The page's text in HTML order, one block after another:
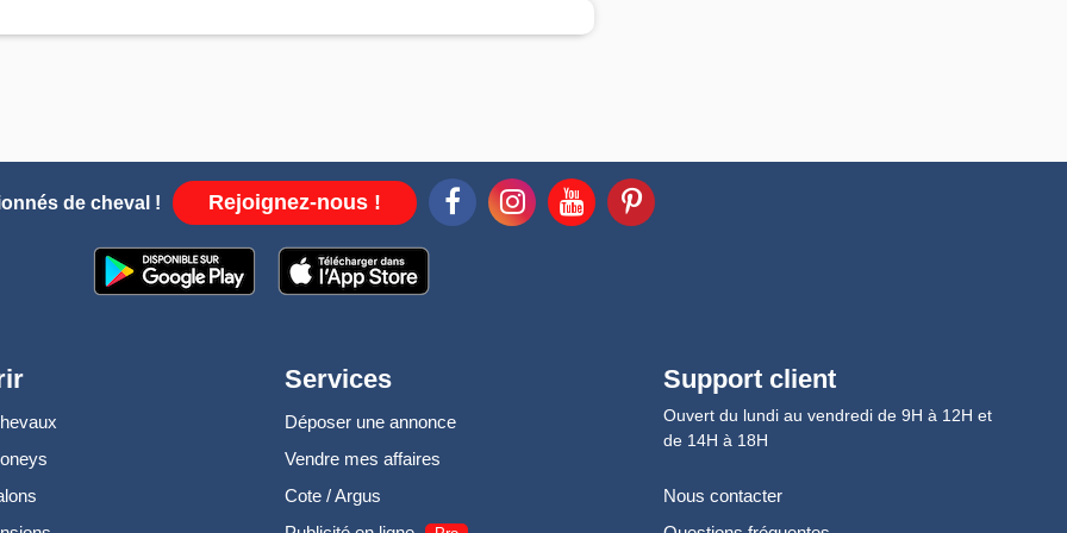
de cheval ! Rejoignez-nous !
Services
Déposer une annonce
Vendre mes affaires
Cote / Argus
Support client
Ouvert du lundi au vendredi de 9H à 12H et
de 14H à 18H
Nous contacter